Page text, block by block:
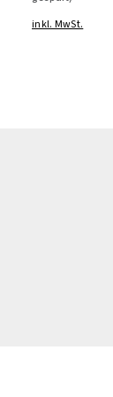
inkl. MwSt.